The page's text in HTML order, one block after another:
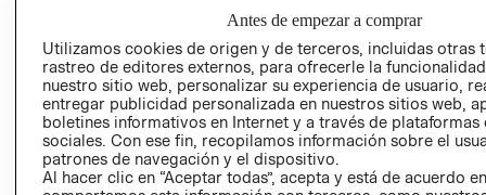
POLÍTICA
EMPRESARIAL
CONDICIONES
AVISO DE
PRIVACIDAD
GIFT CARD
AVISO DE
Antes de empezar a comprar
Utilizamos cookies de origen y de terceros, incluidas otras
rastreo de editores externos, para ofrecerle la
nuestro sitio web, personalizar su experiencia de usuario,
entregar publicidad personalizada en nuestros sitios web,
boletines informativos en Internet y a través de plataformas
sociales. Con ese fin, recopilamos información sobre el
patrones de navegación y el dispositivo.
Al hacer clic en “Aceptar todas”, acepta y está de acuerdo